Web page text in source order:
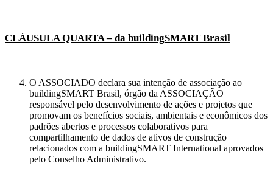
CLÁUSULA QUARTA – da buildingSMART Brasil
O ASSOCIADO declara sua intenção de associação ao
buildingSMART Brasil, órgão da ASSOCIAÇÃO
responsável pelo desenvolvimento de ações e projetos que
promovam os benefícios sociais, ambientais e econômicos dos
padrões abertos e processos colaborativos para
compartilhamento de dados de ativos de construção
relacionados com a buildingSMART International aprovados
pelo Conselho Administrativo.